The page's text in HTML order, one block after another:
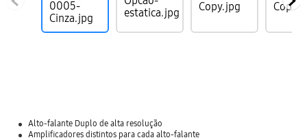
Alto-falante Duplo de alta resolução
Amplificadores distintos para cada alto-falante